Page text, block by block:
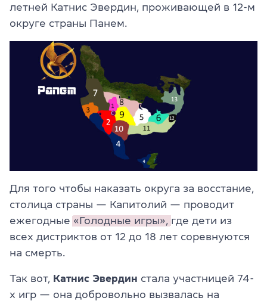
летней Катнис Эвердин, проживающей в 12-м
округе страны Панем.
Для того чтобы наказать округа за восстание,
столица страны — Капитолий — проводит
ежегодные «Голодные игры», где дети из
всех дистриктов от 12 до 18 лет соревнуются
на смерть.
Так вот, Катнис Эвердин стала участницей 74-
х игр — она добровольно вызвалась на